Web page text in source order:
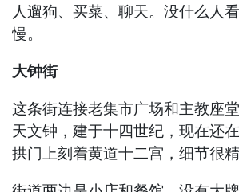
人遛狗、买菜、聊天。没什么人
慢。
大钟街
这条街连接老集市广场和主教座
天文钟，建于十四世纪，现在还
拱门上刻着黄道十二宫，细节很精